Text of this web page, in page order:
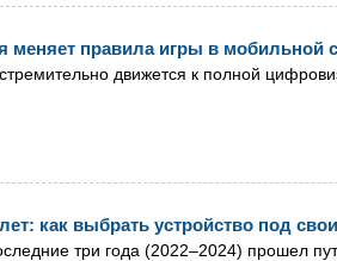
меняет правила игры в мобильной
движется к полной
как выбрать устройство под
три года (2022–2024) прошел